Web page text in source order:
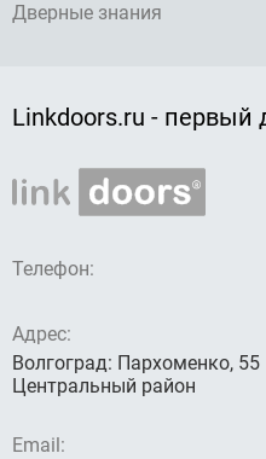
Дверные знания
Linkdoors.ru - первый
Телефон:
Адрес:
Волгоград: Пархоменко, 55
Центральный район
Email: